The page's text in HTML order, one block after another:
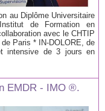
au Diplôme Universitaire
de Formation en
avec le CHTIP
Paris * IN-DOLORE, de
intensive de 3 jours en
EMDR - IMO ®.